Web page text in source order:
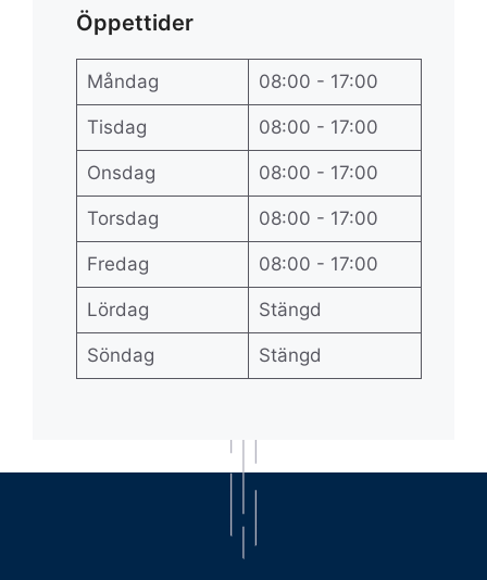
Öppettider
Måndag 08:00 - 17:00
Tisdag 08:00 - 17:00
Onsdag 08:00 - 17:00
Torsdag 08:00 - 17:00
Fredag 08:00 - 17:00
Lördag Stängd
Söndag Stängd